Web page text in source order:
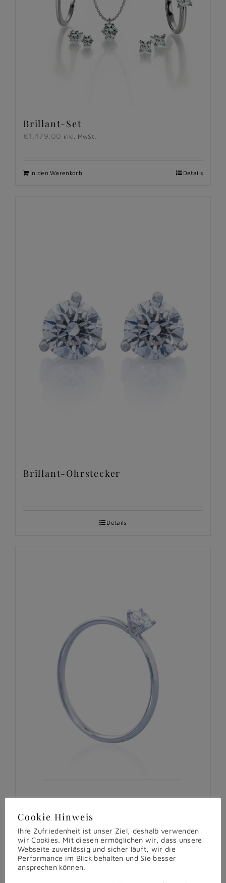
Brillant-Set
€1.479,00 inkl. MwSt.
In den Warenkorb Details
Brillant-Ohrstecker
Details
Love me first – Brillant Ring
€498,00 inkl. MwSt.
In den Warenkorb
Cookie Hinweis
Ihre Zufriedenheit ist unser Ziel, deshalb verwenden
wir Cookies. Mit diesen ermöglichen wir, dass unsere
Webseite zuverlässig und sicher läuft, wir die
Performance im Blick behalten und Sie besser
ansprechen können.